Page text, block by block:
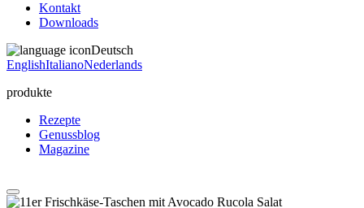
Kontakt
Downloads
Deutsch
EnglishItalianoNederlands
produkte
Rezepte
Genussblog
Magazine